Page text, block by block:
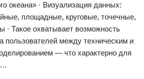
океана» · Визуализация данных:
площадные, круговые, точечные,
· Такое охватывает возможность
пользователей между техническим и
— что характерно для
…